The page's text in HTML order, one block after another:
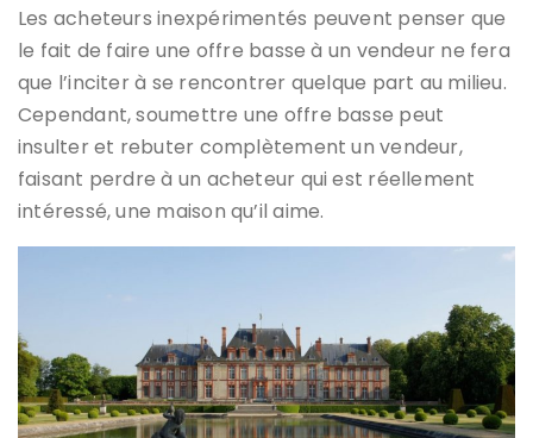
Les acheteurs inexpérimentés peuvent penser que
le fait de faire une offre basse à un vendeur ne fera
que l’inciter à se rencontrer quelque part au milieu.
Cependant, soumettre une offre basse peut
insulter et rebuter complètement un vendeur,
faisant perdre à un acheteur qui est réellement
intéressé, une maison qu’il aime.